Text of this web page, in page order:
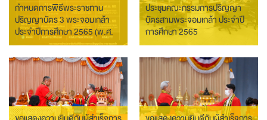
กำหนดการพิธีพระราชทาน
ปริญญาบัตร 3 พระจอมเกล้า
ประจำปีการศึกษา 2565 (พ.ศ.
2566)
ประชุมคณะกรรมการปริญญา
บัตรสามพระจอมเกล้า ประจำปี
การศึกษา 2565